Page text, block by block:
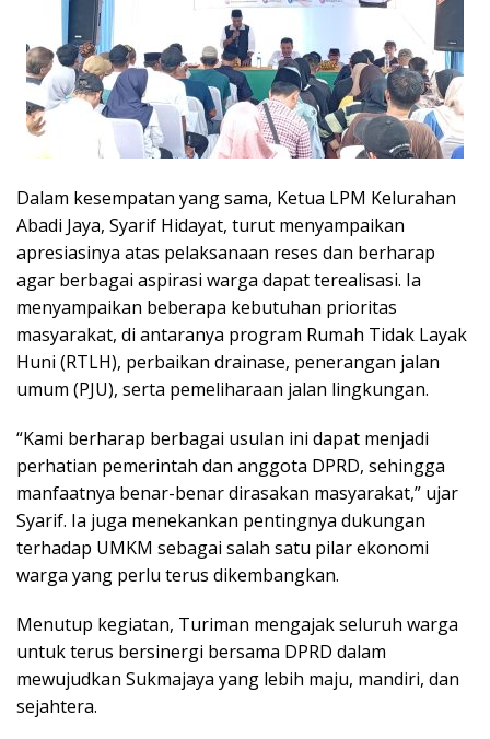
Dalam kesempatan yang sama, Ketua LPM Kelurahan
Abadi Jaya, Syarif Hidayat, turut menyampaikan
apresiasinya atas pelaksanaan reses dan berharap
agar berbagai aspirasi warga dapat terealisasi. Ia
menyampaikan beberapa kebutuhan prioritas
masyarakat, di antaranya program Rumah Tidak Layak
Huni (RTLH), perbaikan drainase, penerangan jalan
umum (PJU), serta pemeliharaan jalan lingkungan.
“Kami berharap berbagai usulan ini dapat menjadi
perhatian pemerintah dan anggota DPRD, sehingga
manfaatnya benar-benar dirasakan masyarakat,” ujar
Syarif. Ia juga menekankan pentingnya dukungan
terhadap UMKM sebagai salah satu pilar ekonomi
warga yang perlu terus dikembangkan.
Menutup kegiatan, Turiman mengajak seluruh warga
untuk terus bersinergi bersama DPRD dalam
mewujudkan Sukmajaya yang lebih maju, mandiri, dan
sejahtera.